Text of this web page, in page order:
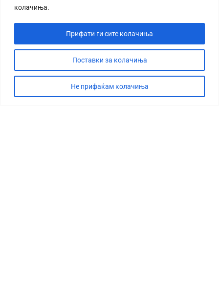
колачиња.
Поставки за колачиња
Не прифаќам колачиња
Прифати ги сите колачиња